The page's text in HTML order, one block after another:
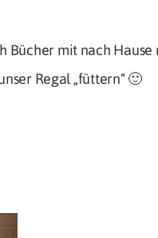
Bücher mit nach Hause
Regal „füttern“ 🙂